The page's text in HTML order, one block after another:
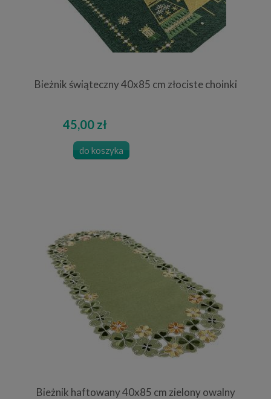
Bieżnik świąteczny 40x85 cm złociste choinki
45,00 zł
do koszyka
Bieżnik haftowany 40x85 cm zielony owalny